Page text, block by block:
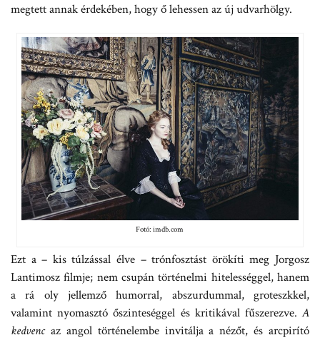
megtett annak érdekében, hogy ő lehessen az új udvarhölgy.
Fotó: imdb.com
Ezt a – kis túlzással élve – trónfosztást örökíti meg Jorgosz
Lantimosz filmje; nem csupán történelmi hitelességgel, hanem
a rá oly jellemző humorral, abszurdummal, groteszkkel,
valamint nyomasztó őszinteséggel és kritikával fűszerezve.A
kedvencaz angol történelembe invitálja a nézőt, és arcpirító